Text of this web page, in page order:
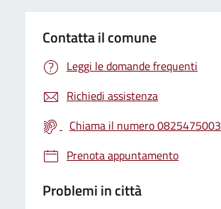
Contatta il comune
Leggi le domande frequenti
Richiedi assistenza
Chiama il numero 0825475003
Prenota appuntamento
Problemi in città